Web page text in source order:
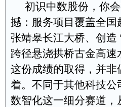
初识中数股份，你
撼：服务项目覆盖全
张靖皋长江大桥、创造
跨径悬浇拱桥古金高
这份成绩的取得，并非
着。不同于其他科技公
数智化这一细分赛道，